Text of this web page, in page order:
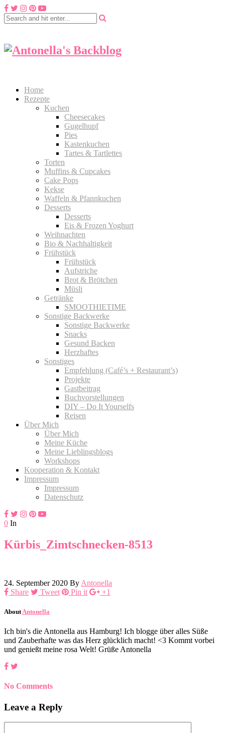
Home
Rezepte
Kuchen
Cheesecakes
Gugelhupf
Pies
Kastenkuchen
Tartes & Tartlettes
Torten
Muffins & Cupcakes
Cake Pops
Kekse
Waffeln & Pfannkuchen
Desserts
Desserts
Eis & Frozen Yoghurt
Weihnachten
Bio & Nachhaltigkeit
Frühstück
Frühstück
Aufstriche
Brot & Brötchen
Müsli
Getränke
SMOOTHIETIME
Sonstige Backwerke
Sonstige Backwerke
Snacks
Gesund Backen
Herzhaftes
Sonstiges
Empfehlung (Café’s + Restaurant’s)
Projekte
Gastbeitrag
Buchvorstellungen
DIY – Do It Yourselfs
Reisen
Über Mich
Über Mich
Meine Küche
Meine Lieblingsblogs
Workshops
Kooperation & Kontakt
Impressum
Impressum
Datenschutz
0 In
Kürbis_Zimtschnecken-8513
24. September 2020 By Antonella
Share
Tweet Pin it +1
About Antonella
Ich bin's die Antonella aus Hamburg! Ich blogge über alles Süße
und Zauberhafte was das Herz glücklich macht! <3 Kommt vorbei
und genießt meine rosa Welt! Grüße Antonella
No Comments
Leave a Reply